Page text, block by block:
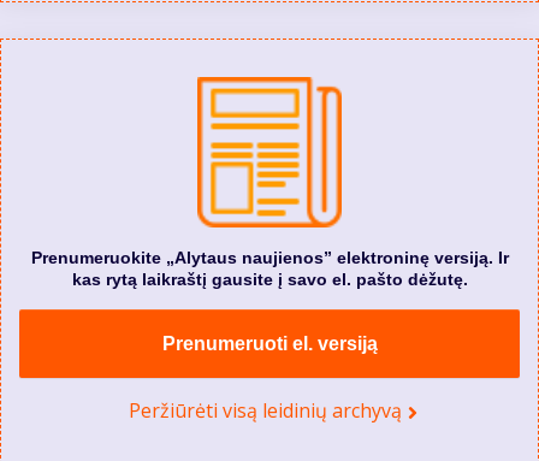
Prenumeruokite „Alytaus naujienos” elektroninę versiją. Ir
kas rytą laikraštį gausite į savo el. pašto dėžutę.
Prenumeruoti el. versiją
Peržiūrėti visą leidinių archyvą